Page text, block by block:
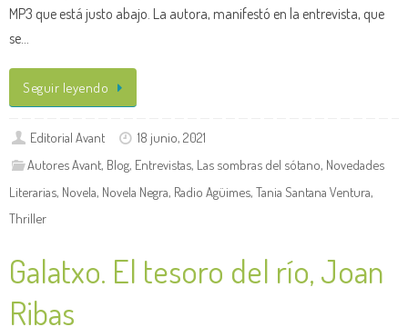
MP3 que está justo abajo. La autora, manifestó en la entrevista, que
se…
Seguir leyendo
Editorial Avant
18 junio, 2021
Autores Avant, Blog, Entrevistas, Las sombras del sótano, Novedades
Literarias, Novela, Novela Negra, Radio Agüimes, Tania Santana Ventura,
Thriller
Galatxo. El tesoro del río, Joan
Ribas